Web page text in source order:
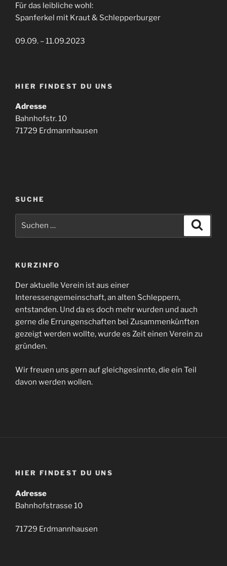
Für das leibliche wohl:
Spanferkel mit Kraut & Schlepperburger
09.09. – 11.09.2023
HIER FINDEST DU UNS
Adresse
Bahnhofstr. 10
71729 Erdmannhausen
SUCHE
KURZINFO
Der aktuelle Verein ist aus einer
Interessengemeinschaft, an alten Schleppern,
entstanden. Und da es doch mehr wurden und auch
gerne die Errungenschaften bei Zusammenkünften
gezeigt werden wollte, wurde es Zeit einen Verein zu
gründen.
Wir freuen uns gern auf gleichgesinnte, die ein Teil
davon werden wollen.
HIER FINDEST DU UNS
Adresse
Bahnhofstrasse 10
71729 Erdmannhausen